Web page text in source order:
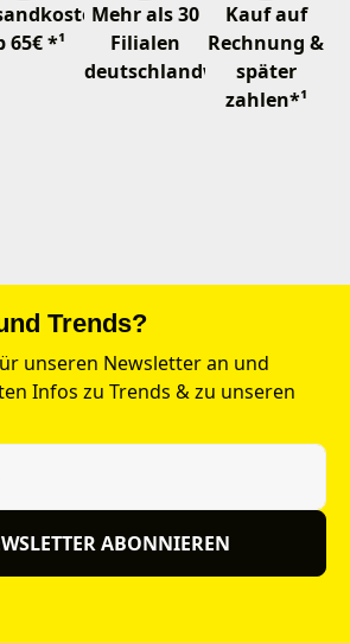
65€ *¹
Mehr als 30
Filialen
deutschlandweit
Kauf auf
Rechnung &
später
zahlen*¹
Trends?
unseren Newsletter an und
Infos zu Trends & zu unseren
ABONNIEREN